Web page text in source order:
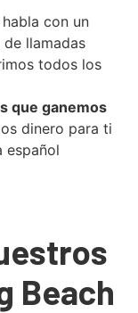
con un
llamadas
todos los
que ganemos
dinero para ti
español
Beach